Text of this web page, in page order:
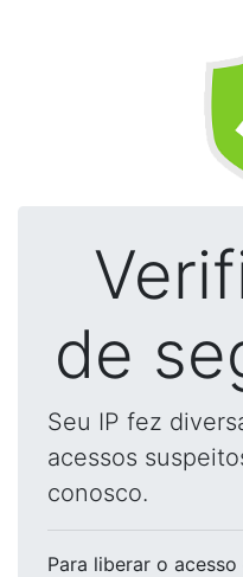
de
Seu IP fez
acessos
conosco.
Para liberar o acesso